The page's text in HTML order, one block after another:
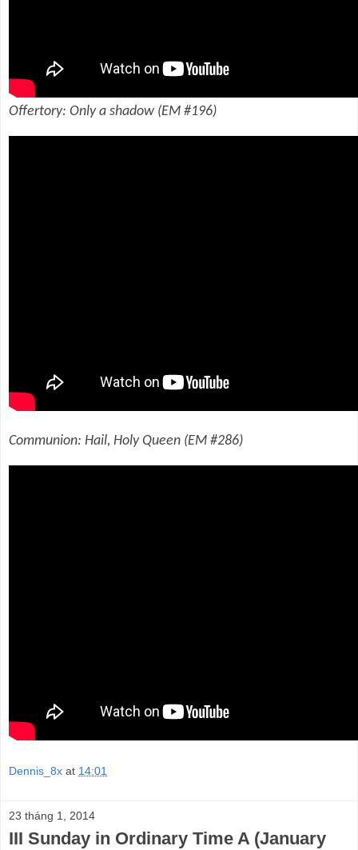
Offertory: Only a shadow (EM #196)
Communion: Hail, Holy Queen (EM #286)
Dennis_8x at 14:01
23 tháng 1, 2014
III Sunday in Ordinary Time A (January